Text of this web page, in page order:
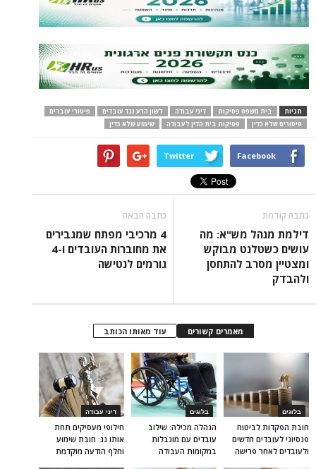
תגיות בית משפט פסיקות דיני עבודה לשון הרע נגד עובדים
פיטורי עובדים
פיטורים שלא כדין
פסיקות בית הדין לעבודה שימוע שלא כדין
Facebook
Twitter
כתבה קודמת
דילמת מנהל מש"א: מה
עושים כשטלנט מבוקש
ומצטיין מסרב להתחסן
ולהבדק
כתבה הבאה
4 מרכיבי מפתח שמגבירים
את מחוברות העובדים ו-4
גורמים לנטישה
מאמרים קשורים עוד מאותו הכותב
דיני עבודה
חילופי מעסיקים תחת
אותו גג: חובת שימוע
וחלף הודעה מוקדמת
בלוגים
הנהלה מכילה: שילוב
עובדים עם מוגבלות
במקומות העבודה
בלוגים
חובת הפקדות לביטוח
פנסיוני לעובדים חדשים
ולעובדים לאחר פרישה